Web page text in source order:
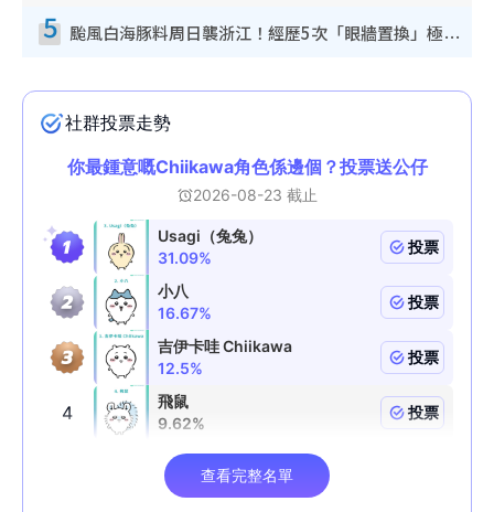
5 颱風白海豚料周日襲浙江！經歷5次「眼牆置換」極罕見 成登陸內地最長途颱風